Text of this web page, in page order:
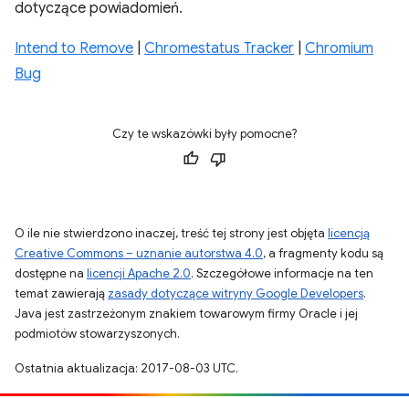
dotyczące powiadomień.
Intend to Remove Chromestatus Tracker Chromium
Bug
Czy te wskazówki były pomocne?
O ile nie stwierdzono inaczej, treść tej strony jest objęta licencją
Creative Commons – uznanie autorstwa 4.0, a fragmenty kodu są
dostępne na licencji Apache 2.0. Szczegółowe informacje na ten
temat zawierają zasady dotyczące witryny Google Developers.
Java jest zastrzeżonym znakiem towarowym firmy Oracle i jej
podmiotów stowarzyszonych.
Ostatnia aktualizacja: 2017-08-03 UTC.